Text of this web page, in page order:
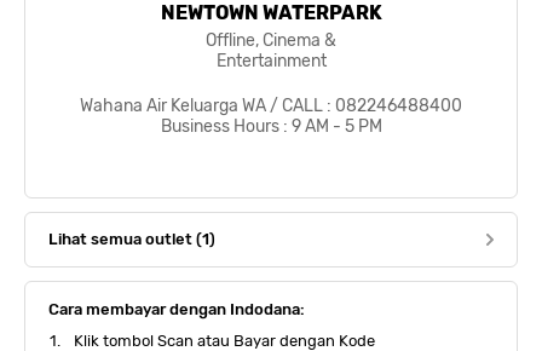
NEWTOWN WATERPARK
Offline, Cinema &
Entertainment
Wahana Air Keluarga WA / CALL : 082246488400
Business Hours : 9 AM - 5 PM
Lihat semua outlet (1)
Cara membayar dengan Indodana:
Klik tombol Scan atau Bayar dengan Kode